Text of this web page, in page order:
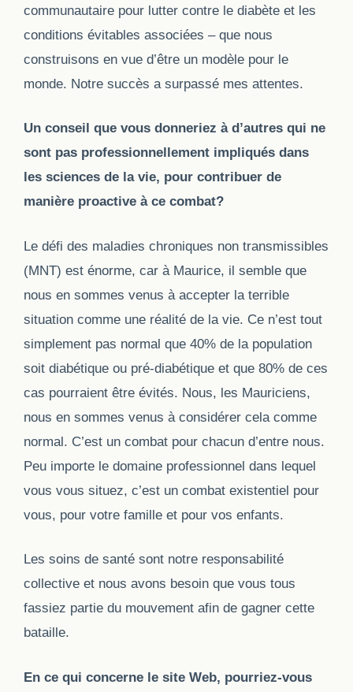
communautaire pour lutter contre le diabète et les
conditions évitables associées – que nous
construisons en vue d’être un modèle pour le
monde. Notre succès a surpassé mes attentes.
Un conseil que vous donneriez à d’autres qui ne
sont pas professionnellement impliqués dans
les sciences de la vie, pour contribuer de
manière proactive à ce combat?
Le défi des maladies chroniques non transmissibles
(MNT) est énorme, car à Maurice, il semble que
nous en sommes venus à accepter la terrible
situation comme une réalité de la vie. Ce n’est tout
simplement pas normal que 40% de la population
soit diabétique ou pré-diabétique et que 80% de ces
cas pourraient être évités. Nous, les Mauriciens,
nous en sommes venus à considérer cela comme
normal. C’est un combat pour chacun d’entre nous.
Peu importe le domaine professionnel dans lequel
vous vous situez, c’est un combat existentiel pour
vous, pour votre famille et pour vos enfants.
Les soins de santé sont notre responsabilité
collective et nous avons besoin que vous tous
fassiez partie du mouvement afin de gagner cette
bataille.
En ce qui concerne le site Web, pourriez-vous